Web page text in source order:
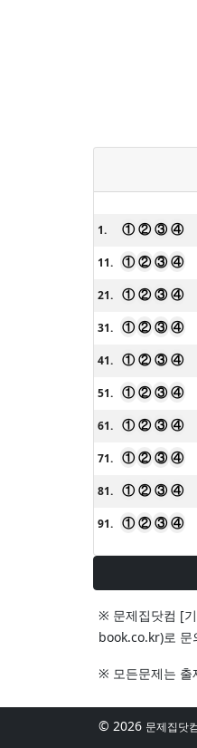
1. ① ② ③ ④
11. ① ② ③ ④
21. ① ② ③ ④
31. ① ② ③ ④
41. ① ② ③ ④
51. ① ② ③ ④
61. ① ② ③ ④
71. ① ② ③ ④
81. ① ② ③ ④
91. ① ② ③ ④
※ 문제집닷컴 [
book.co.kr)로 문
※ 모든문제는 출
© 2026 문제집닷